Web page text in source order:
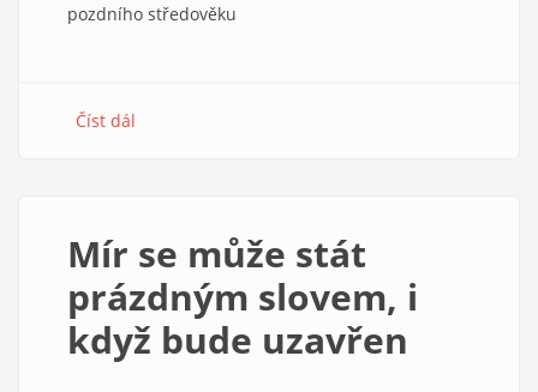
pozdního středověku
Číst dál
papežskému
schismatu
Mír se může stát
prázdným slovem, i
když bude uzavřen